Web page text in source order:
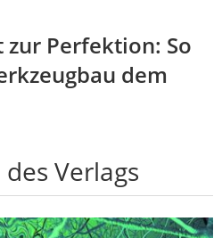
Perfektion: So
dem
Verlags